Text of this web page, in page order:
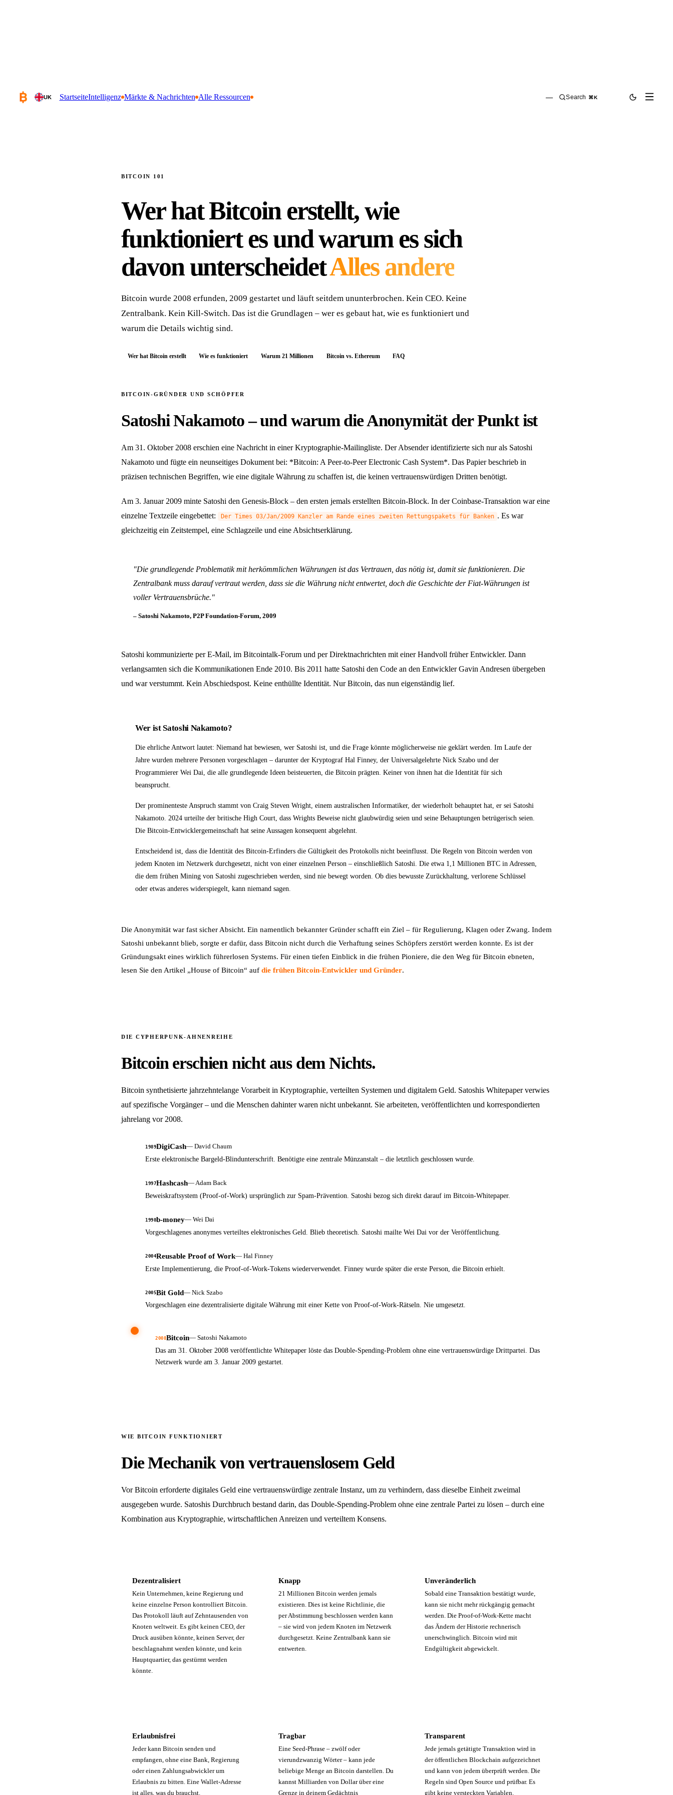
UK StartseiteIntelligenz Märkte & Nachrichten Alle Ressourcen — Search ⌘K
BITCOIN 101
Wer hat Bitcoin erstellt, wie
funktioniert esund warum es sich
davon unterscheidetAlles andere
Bitcoin wurde 2008 erfunden, 2009 gestartet und läuft seitdem ununterbrochen. Kein CEO. Keine
Zentralbank. Kein Kill-Switch. Das ist die Grundlagen – wer es gebaut hat, wie es funktioniert und
warum die Details wichtig sind.
Wer hat Bitcoin erstellt Wie es funktioniert Warum 21 Millionen Bitcoin vs. Ethereum FAQ
BITCOIN-GRÜNDER UND SCHÖPFER
Satoshi Nakamoto – und warum die Anonymität der Punkt ist
Am 31. Oktober 2008 erschien eine Nachricht in einer Kryptographie-Mailingliste. Der Absender identifizierte sich nur als Satoshi
Nakamoto und fügte ein neunseitiges Dokument bei: *Bitcoin: A Peer-to-Peer Electronic Cash System*. Das Papier beschrieb in
präzisen technischen Begriffen, wie eine digitale Währung zu schaffen ist, die keinen vertrauenswürdigen Dritten benötigt.
Am 3. Januar 2009 minte Satoshi den Genesis-Block – den ersten jemals erstellten Bitcoin-Block. In der Coinbase-Transaktion war eine
einzelne Textzeile eingebettet:
Der Times 03/Jan/2009 Kanzler am Rande eines zweiten Rettungspakets für Banken . Es war
gleichzeitig ein Zeitstempel, eine Schlagzeile und eine Absichtserklärung.
"Die grundlegende Problematik mit herkömmlichen Währungen ist das Vertrauen, das nötig ist, damit sie funktionieren. Die
Zentralbank muss darauf vertraut werden, dass sie die Währung nicht entwertet, doch die Geschichte der Fiat-Währungen ist
voller Vertrauensbrüche."
– Satoshi Nakamoto, P2P Foundation-Forum, 2009
Satoshi kommunizierte per E-Mail, im Bitcointalk-Forum und per Direktnachrichten mit einer Handvoll früher Entwickler. Dann
verlangsamten sich die Kommunikationen Ende 2010. Bis 2011 hatte Satoshi den Code an den Entwickler Gavin Andresen übergeben
und war verstummt. Kein Abschiedspost. Keine enthüllte Identität. Nur Bitcoin, das nun eigenständig lief.
Wer ist Satoshi Nakamoto?
Die ehrliche Antwort lautet: Niemand hat bewiesen, wer Satoshi ist, und die Frage könnte möglicherweise nie geklärt werden. Im Laufe der
Jahre wurden mehrere Personen vorgeschlagen – darunter der Kryptograf Hal Finney, der Universalgelehrte Nick Szabo und der
Programmierer Wei Dai, die alle grundlegende Ideen beisteuerten, die Bitcoin prägten. Keiner von ihnen hat die Identität für sich
beansprucht.
Der prominenteste Anspruch stammt von Craig Steven Wright, einem australischen Informatiker, der wiederholt behauptet hat, er sei Satoshi
Nakamoto. 2024 urteilte der britische High Court, dass Wrights Beweise nicht glaubwürdig seien und seine Behauptungen betrügerisch seien.
Die Bitcoin-Entwicklergemeinschaft hat seine Aussagen konsequent abgelehnt.
Entscheidend ist, dass die Identität des Bitcoin-Erfinders die Gültigkeit des Protokolls nicht beeinflusst. Die Regeln von Bitcoin werden von
jedem Knoten im Netzwerk durchgesetzt, nicht von einer einzelnen Person – einschließlich Satoshi. Die etwa 1,1 Millionen BTC in Adressen,
die dem frühen Mining von Satoshi zugeschrieben werden, sind nie bewegt worden. Ob dies bewusste Zurückhaltung, verlorene Schlüssel
oder etwas anderes widerspiegelt, kann niemand sagen.
Die Anonymität war fast sicher Absicht. Ein namentlich bekannter Gründer schafft ein Ziel – für Regulierung, Klagen oder Zwang. Indem
Satoshi unbekannt blieb, sorgte er dafür, dass Bitcoin nicht durch die Verhaftung seines Schöpfers zerstört werden konnte. Es ist der
Gründungsakt eines wirklich führerlosen Systems. Für einen tiefen Einblick in die frühen Pioniere, die den Weg für Bitcoin ebneten,
lesen Sie den Artikel „House of Bitcoin“ auf die frühen Bitcoin-Entwickler und Gründer.
DIE CYPHERPUNK-AHNENREIHE
Bitcoin erschien nicht aus dem Nichts.
Bitcoin synthetisierte jahrzehntelange Vorarbeit in Kryptographie, verteilten Systemen und digitalem Geld. Satoshis Whitepaper verwies
auf spezifische Vorgänger – und die Menschen dahinter waren nicht unbekannt. Sie arbeiteten, veröffentlichten und korrespondierten
jahrelang vor 2008.
1989DigiCash—David Chaum
Erste elektronische Bargeld-Blindunterschrift. Benötigte eine zentrale Münzanstalt – die letztlich geschlossen wurde.
1997Hashcash—Adam Back
Beweiskraftsystem (Proof-of-Work) ursprünglich zur Spam-Prävention. Satoshi bezog sich direkt darauf im Bitcoin-Whitepaper.
1998b-money—Wei Dai
Vorgeschlagenes anonymes verteiltes elektronisches Geld. Blieb theoretisch. Satoshi mailte Wei Dai vor der Veröffentlichung.
2004Reusable Proof of Work—Hal Finney
Erste Implementierung, die Proof-of-Work-Tokens wiederverwendet. Finney wurde später die erste Person, die Bitcoin erhielt.
2005Bit Gold—Nick Szabo
Vorgeschlagen eine dezentralisierte digitale Währung mit einer Kette von Proof-of-Work-Rätseln. Nie umgesetzt.
2008Bitcoin—Satoshi Nakamoto
Das am 31. Oktober 2008 veröffentlichte Whitepaper löste das Double-Spending-Problem ohne eine vertrauenswürdige Drittpartei. Das
Netzwerk wurde am 3. Januar 2009 gestartet.
WIE BITCOIN FUNKTIONIERT
Die Mechanik von vertrauenslosem Geld
Vor Bitcoin erforderte digitales Geld eine vertrauenswürdige zentrale Instanz, um zu verhindern, dass dieselbe Einheit zweimal
ausgegeben wurde. Satoshis Durchbruch bestand darin, das Double-Spending-Problem ohne eine zentrale Partei zu lösen – durch eine
Kombination aus Kryptographie, wirtschaftlichen Anreizen und verteiltem Konsens.
Dezentralisiert
Kein Unternehmen, keine Regierung und
keine einzelne Person kontrolliert Bitcoin.
Das Protokoll läuft auf Zehntausenden von
Knoten weltweit. Es gibt keinen CEO, der
Druck ausüben könnte, keinen Server, der
beschlagnahmt werden könnte, und kein
Hauptquartier, das gestürmt werden
könnte.
Knapp
21 Millionen Bitcoin werden jemals
existieren. Dies ist keine Richtlinie, die
per Abstimmung beschlossen werden kann
– sie wird von jedem Knoten im Netzwerk
durchgesetzt. Keine Zentralbank kann sie
entwerten.
Unveränderlich
Sobald eine Transaktion bestätigt wurde,
kann sie nicht mehr rückgängig gemacht
werden. Die Proof-of-Work-Kette macht
das Ändern der Historie rechnerisch
unerschwinglich. Bitcoin wird mit
Endgültigkeit abgewickelt.
Erlaubnisfrei
Jeder kann Bitcoin senden und
empfangen, ohne eine Bank, Regierung
oder einen Zahlungsabwickler um
Erlaubnis zu bitten. Eine Wallet-Adresse
ist alles, was du brauchst.
Tragbar
Eine Seed-Phrase – zwölf oder
vierundzwanzig Wörter – kann jede
beliebige Menge an Bitcoin darstellen. Du
kannst Milliarden von Dollar über eine
Grenze in deinem Gedächtnis
Transparent
Jede jemals getätigte Transaktion wird in
der öffentlichen Blockchain aufgezeichnet
und kann von jedem überprüft werden. Die
Regeln sind Open Source und prüfbar. Es
gibt keine versteckten Variablen.